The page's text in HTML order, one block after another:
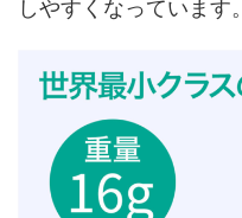
しやすくなっています。